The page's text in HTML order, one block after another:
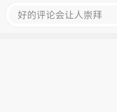
好的评论会让人崇拜